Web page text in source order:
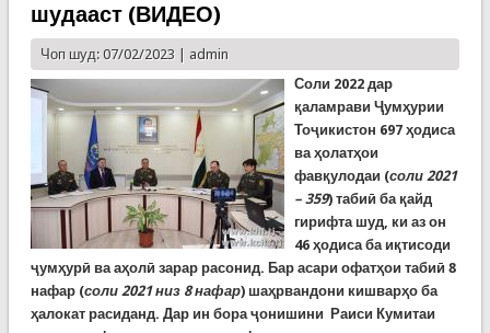
шудааст (ВИДЕО)
Чоп шуд: 07/02/2023 | admin
Соли 2022 дар
қаламрави Ҷумҳурии
Тоҷикистон 697 ҳодиса
ва ҳолатҳои
фавқулодаи (соли 2021
– 359) табиӣ ба қайд
гирифта шуд, ки аз он
46 ҳодиса ба иқтисоди
ҷумҳурӣ ва аҳолӣ зарар расонид. Бар асари офатҳои табиӣ 8
нафар (соли 2021 низ 8 нафар) шаҳрвандони кишварҳо ба
ҳалокат расиданд. Дар ин бора ҷонишини Раиси Кумитаи